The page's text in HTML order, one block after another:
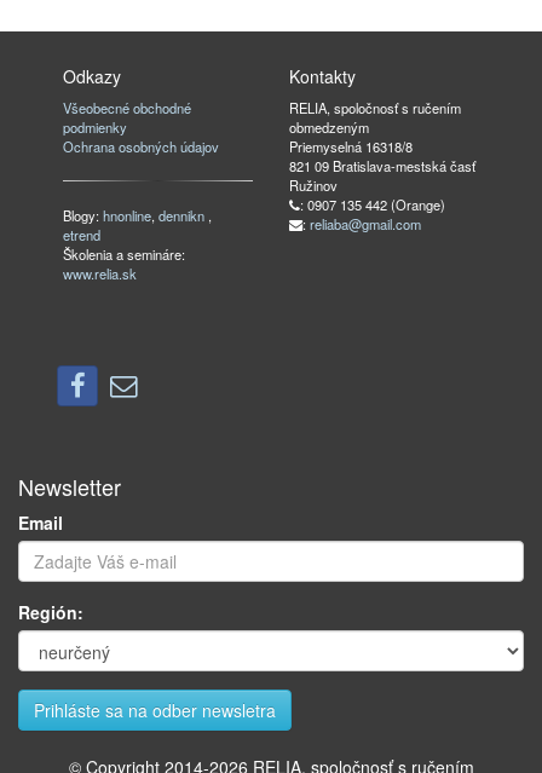
Odkazy
Všeobecné obchodné
podmienky
Ochrana osobných údajov
Blogy:hnonline,dennikn ,
etrend
Školenia a semináre:
www.relia.sk
Kontakty
RELIA, spoločnosť s ručením
obmedzeným
Priemyselná 16318/8
821 09 Bratislava-mestská časť
Ružinov
: 0907 135 442 (Orange)
: reliaba@gmail.com
Newsletter
Email
Región:
© Copyright 2014-2026 RELIA, spoločnosť s ručením